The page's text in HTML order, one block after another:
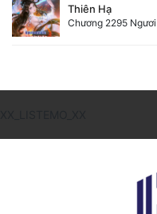
Điềm Đạm
Thiên Hạ